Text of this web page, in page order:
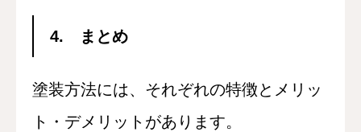
4. まとめ
塗装方法には、それぞれの特徴とメリッ
ト・デメリットがあります。